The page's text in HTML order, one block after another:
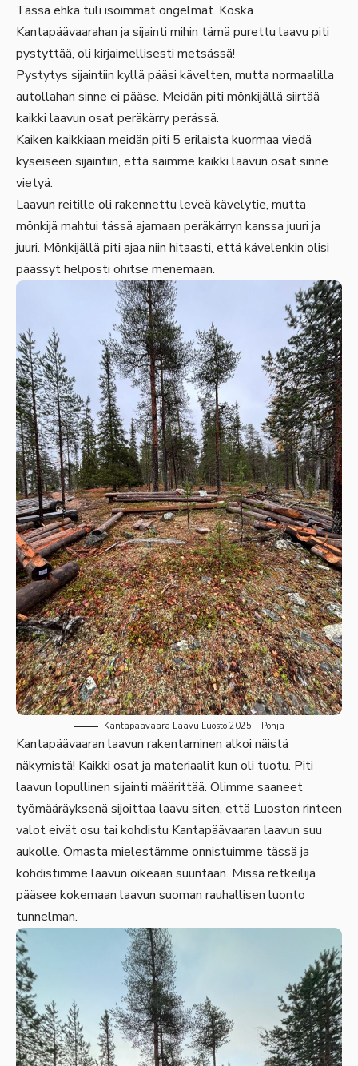
Tässä ehkä tuli isoimmat ongelmat. Koska
Kantapäävaarahan ja sijainti mihin tämä purettu laavu piti
pystyttää, oli kirjaimellisesti metsässä!
Pystytys sijaintiin kyllä pääsi kävelten, mutta normaalilla
autollahan sinne ei pääse. Meidän piti mönkijällä siirtää
kaikki laavun osat peräkärry perässä.
Kaiken kaikkiaan meidän piti 5 erilaista kuormaa viedä
kyseiseen sijaintiin, että saimme kaikki laavun osat sinne
vietyä.
Laavun reitille oli rakennettu leveä kävelytie, mutta
mönkijä mahtui tässä ajamaan peräkärryn kanssa juuri ja
juuri. Mönkijällä piti ajaa niin hitaasti, että kävelenkin olisi
päässyt helposti ohitse menemään.
Kantapäävaara Laavu Luosto 2025 – Pohja
Kantapäävaaran laavun rakentaminen alkoi näistä
näkymistä! Kaikki osat ja materiaalit kun oli tuotu. Piti
laavun lopullinen sijainti määrittää. Olimme saaneet
työmääräyksenä sijoittaa laavu siten, että Luoston rinteen
valot eivät osu tai kohdistu Kantapäävaaran laavun suu
aukolle. Omasta mielestämme onnistuimme tässä ja
kohdistimme laavun oikeaan suuntaan. Missä retkeilijä
pääsee kokemaan laavun suoman rauhallisen luonto
tunnelman.